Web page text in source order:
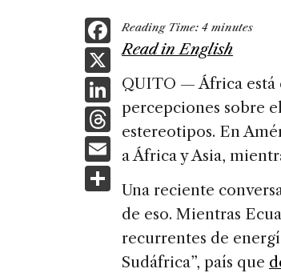
F
a
c
e
b
o
o
k
X
Li
n
k
e
dI
n
T
h
re
a
d
E
ai
S
h
ar
e
Reading Time: 4 minutes
Read in English
QUITO — África está
percepciones sobre
estereotipos. En
a África y Asia,
Una reciente
de eso. Mientras
recurrentes de
Sudáfrica”, país que